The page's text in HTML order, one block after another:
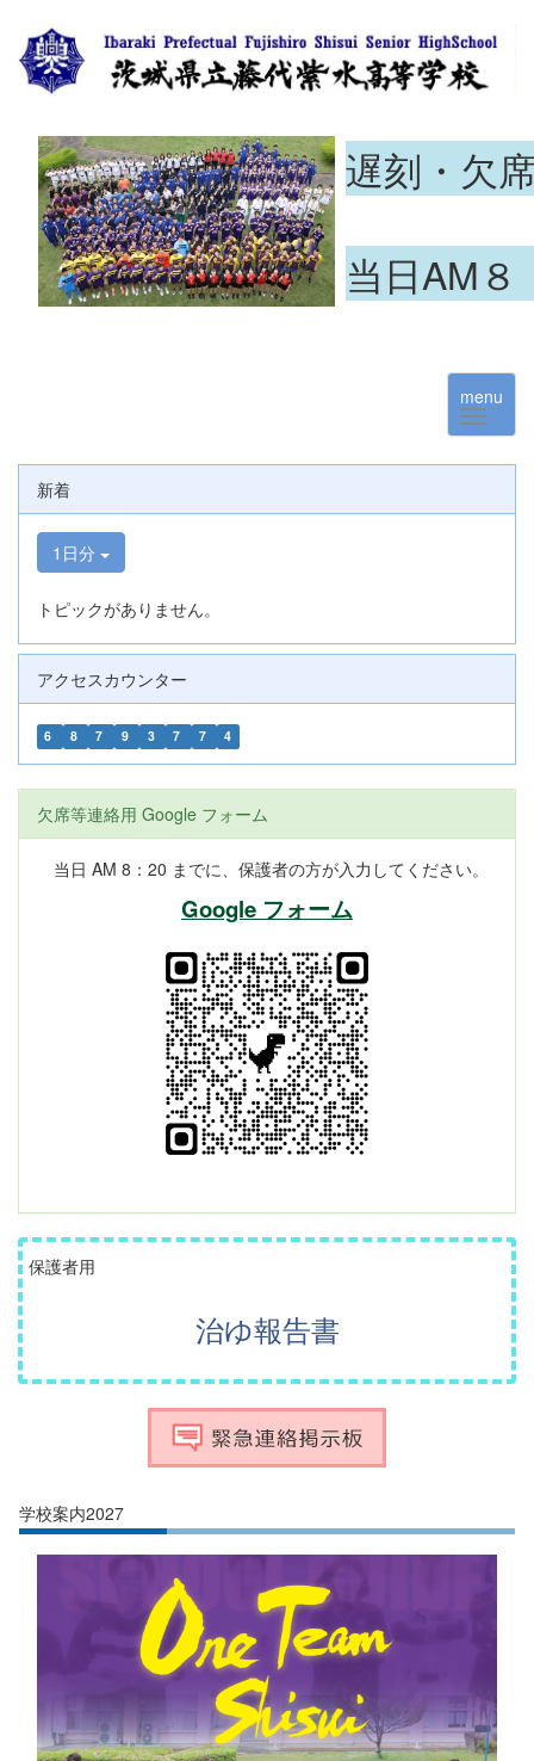
遅刻・欠
当日AM
menu
新着
1日分
トピックがありません。
アクセスカウンター
6 8 7 9 3 7 7 4
欠席等連絡用 Google フォーム
当日 AM 8：20 までに、保護者の方が入力してください。
Google フォーム
保護者用
治ゆ報告書
学校案内2027